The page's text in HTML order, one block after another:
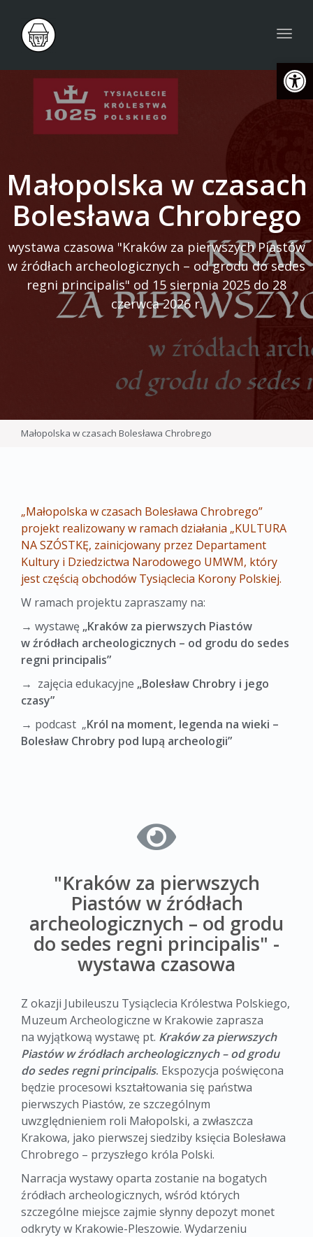
Małopolska w czasach
Bolesława Chrobrego
wystawa czasowa "Kraków za pierwszych Piastów
w źródłach archeologicznych – od grodu do sedes
regni principalis" od 15 sierpnia 2025 do 28
czerwca 2026 r.
Małopolska w czasach Bolesława Chrobrego
„Małopolska w czasach Bolesława Chrobrego”
projekt realizowany w ramach działania „KULTURA
NA SZÓSTKĘ, zainicjowany przez Departament
Kultury i Dziedzictwa Narodowego UMWM, który
jest częścią obchodów Tysiąclecia Korony Polskiej.
W ramach projektu zapraszamy na:
→ wystawę „Kraków za pierwszych Piastów
w źródłach archeologicznych – od grodu do sedes
regni principalis”
→ zajęcia edukacyjne „Bolesław Chrobry i jego
czasy”
→ podcast „Król na moment, legenda na wieki –
Bolesław Chrobry pod lupą archeologii”
"Kraków za pierwszych
Piastów w źródłach
archeologicznych – od grodu
do sedes regni principalis" -
wystawa czasowa
Z okazji Jubileuszu Tysiąclecia Królestwa Polskiego,
Muzeum Archeologiczne w Krakowie zaprasza
na wyjątkową wystawę pt. Kraków za pierwszych
Piastów w źródłach archeologicznych – od grodu
do sedes regni principalis. Ekspozycja poświęcona
będzie procesowi kształtowania się państwa
pierwszych Piastów, ze szczególnym
uwzględnieniem roli Małopolski, a zwłaszcza
Krakowa, jako pierwszej siedziby księcia Bolesława
Chrobrego – przyszłego króla Polski.
Narracja wystawy oparta zostanie na bogatych
źródłach archeologicznych, wśród których
szczególne miejsce zajmie słynny depozyt monet
odkryty w Krakowie-Pleszowie. Wydarzeniu